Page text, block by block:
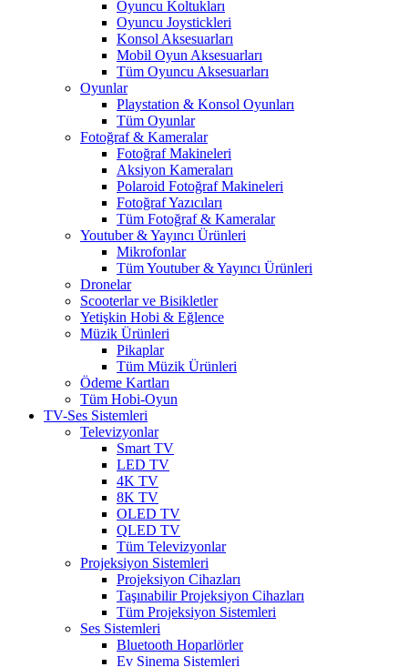
Oyuncu Koltukları
Oyuncu Joystickleri
Konsol Aksesuarları
Mobil Oyun Aksesuarları
Tüm Oyuncu Aksesuarları
Oyunlar
Playstation & Konsol Oyunları
Tüm Oyunlar
Fotoğraf & Kameralar
Fotoğraf Makineleri
Aksiyon Kameraları
Polaroid Fotoğraf Makineleri
Fotoğraf Yazıcıları
Tüm Fotoğraf & Kameralar
Youtuber & Yayıncı Ürünleri
Mikrofonlar
Tüm Youtuber & Yayıncı Ürünleri
Dronelar
Scooterlar ve Bisikletler
Yetişkin Hobi & Eğlence
Müzik Ürünleri
Pikaplar
Tüm Müzik Ürünleri
Ödeme Kartları
Tüm Hobi-Oyun
TV-Ses Sistemleri
Televizyonlar
Smart TV
LED TV
4K TV
8K TV
OLED TV
QLED TV
Tüm Televizyonlar
Projeksiyon Sistemleri
Projeksiyon Cihazları
Taşınabilir Projeksiyon Cihazları
Tüm Projeksiyon Sistemleri
Ses Sistemleri
Bluetooth Hoparlörler
Ev Sinema Sistemleri